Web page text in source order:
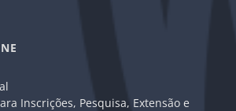
Inscrições, Pesquisa, Extensão e